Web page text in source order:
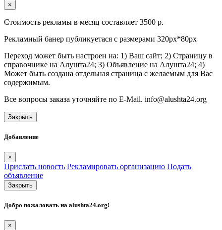
×
Стоимость рекламы в месяц составляет 3500 р.
Рекламный банер публикуетася с размерами 320px*80px
Переход может быть настроен на: 1) Ваш сайт; 2) Страницу в
справочнике на Алушта24; 3) Объявление на Алушта24; 4)
Может быть создана отдельная страница с желаемым для Вас
содержимым.
Все вопросы заказа уточняйте по E-Mail. info@alushta24.org
Закрыть
Добавление
×
Прислать новость Рекламировать организацию Подать
объявление
Закрыть
Добро пожаловать на alushta24.org!
×